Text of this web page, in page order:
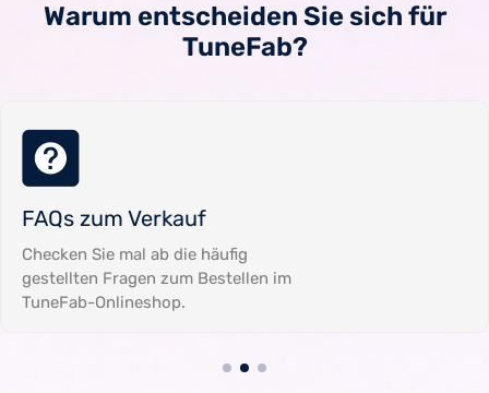
Warum entscheiden Sie sich für
TuneFab?
FAQs zum Verkauf
Checken Sie mal ab die häufig
gestellten Fragen zum Bestellen im
TuneFab-Onlineshop.